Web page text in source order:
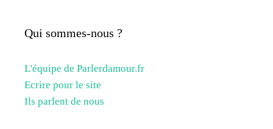
Qui sommes-nous ?
L'équipe de Parlerdamour.fr
Ecrire pour le site
Ils parlent de nous